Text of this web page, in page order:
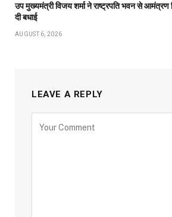
उप मुख्यमंत्री विजय शर्मा ने राष्ट्रपति भवन से आमंत्रण
दी बधाई
AUGUST 6, 2026
LEAVE A REPLY